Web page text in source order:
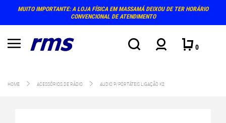
MUITO IMPORTANTE: A LOJA FÍSICA EM MASSAMÁ DEIXOU DE TER HORÁRIO
CONVENCIONAL DE ATENDIMENTO
0
HOME ACESSÓRIOS DE RÁDIO AUDIO P/PORTÁTEIS LIGAÇÃO K2